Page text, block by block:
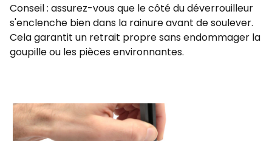
Conseil : assurez-vous que le côté du déverrouilleur
s'enclenche bien dans la rainure avant de soulever.
Cela garantit un retrait propre sans endommager la
goupille ou les pièces environnantes.